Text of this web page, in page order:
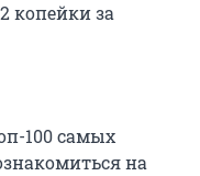
копейки за
100 самых
на